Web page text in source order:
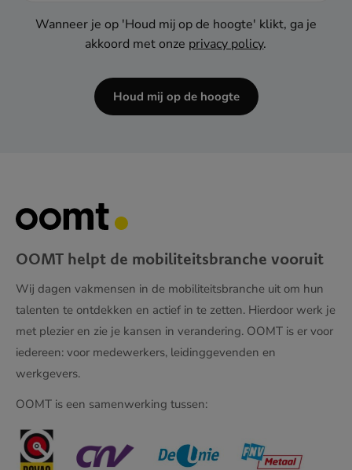
Wanneer je op 'Houd mij op de hoogte' klikt, ga je
akkoord met onze privacy policy.
Houd mij op de hoogte
OOMT helpt de mobiliteitsbranche vooruit
Wij dagen vakmensen in de mobiliteitsbranche uit om hun
talenten te ontdekken en actief in te zetten. Hierdoor werk je
met plezier en zie je kansen in verandering. OOMT is er voor
iedereen: voor medewerkers, leidinggevenden en
werkgevers.
OOMT is een samenwerking tussen: